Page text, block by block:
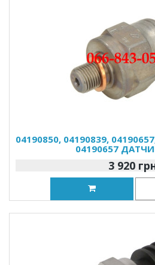
04190850, 04190839,
04190657
3 920